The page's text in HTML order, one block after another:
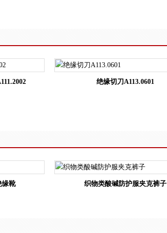
绝缘切刀A113.0601
缘靴 织物类酸碱防护服夹克裤子